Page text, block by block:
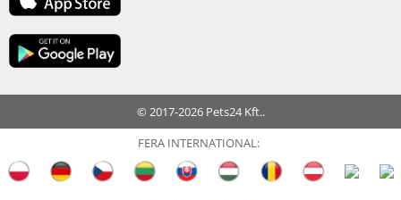
© 2017-2026 Pets24 Kft..
FERA INTERNATIONAL: